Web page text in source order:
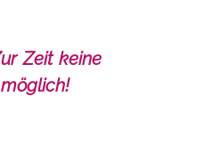
Zeit keine